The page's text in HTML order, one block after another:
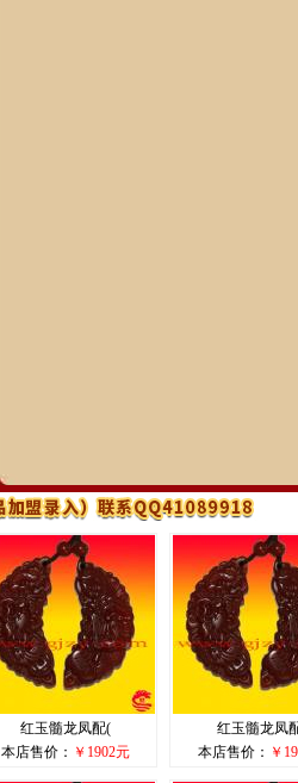
红玉髓龙凤配(
本店售价： ￥1902元
红玉髓龙凤
本店售价： ￥